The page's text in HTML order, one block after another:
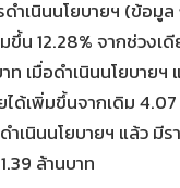
ำเนินนโยบายฯ (ข้อ
ขึ้น 12.28% จากช่วง
ท เมื่อดำเนินนโยบาย
ด้เพิ่มขึ้นจากเดิม
ำเนินนโยบายฯ แล้ว มี
ล้านบาท